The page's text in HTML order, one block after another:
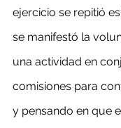
ejercicio se repitió
se manifestó la
una actividad en
comisiones para
y pensando en que